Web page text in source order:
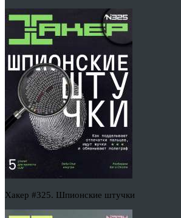
Хакер #325. Шпионские штучки